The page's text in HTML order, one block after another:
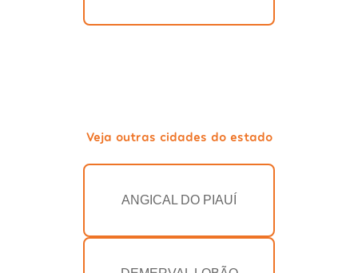
Veja outras cidades do estado
ANGICAL DO PIAUÍ